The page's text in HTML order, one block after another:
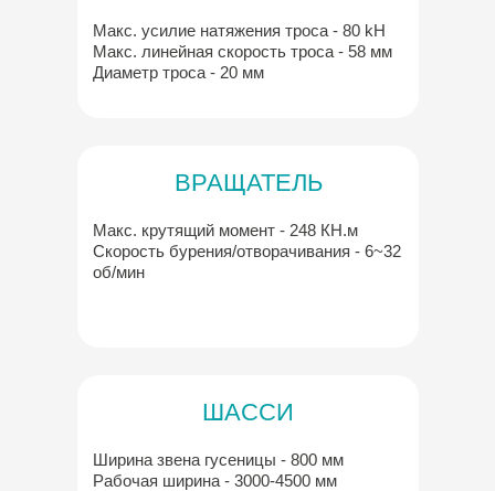
ШАССИ
Ширина звена гусеницы - 800 мм
Рабочая ширина - 3000-4500 мм
ВРАЩАТЕЛЬ
Макс. крутящий момент - 248 КН.м
Скорость бурения/отворачивания - 6~32
об/мин
Макс. усилие натяжения троса - 80 kH
Макс. линейная скорость троса - 58 мм
Диаметр троса - 20 мм